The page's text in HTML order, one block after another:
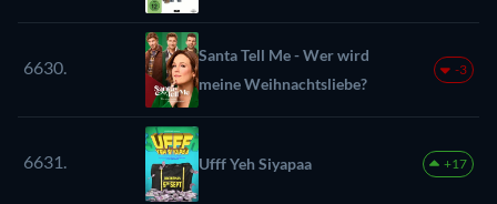
6630.
Santa Tell Me - Wer wird
meine Weihnachtsliebe?
-3
6631. Ufff Yeh Siyapaa +17